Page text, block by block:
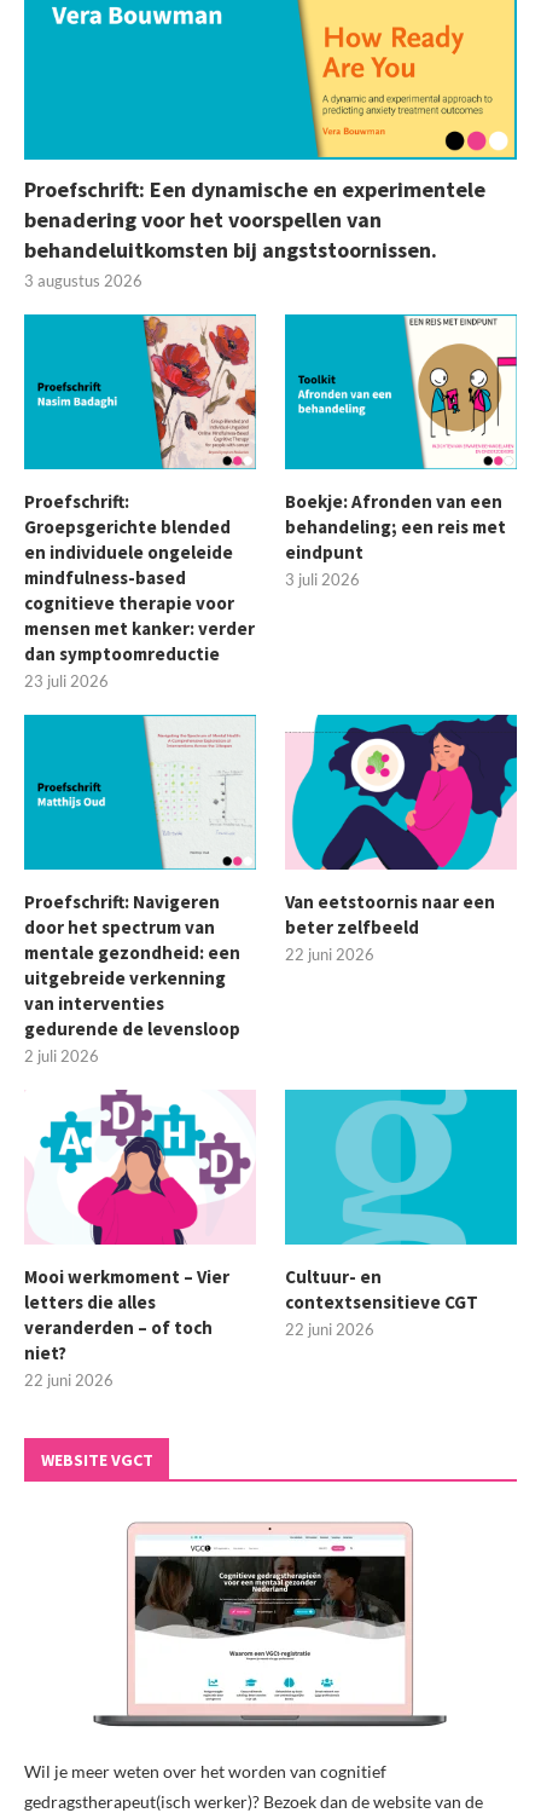
Proefschrift: Een dynamische en experimentele
benadering voor het voorspellen van
behandeluitkomsten bij angststoornissen.
3 augustus 2026
Proefschrift:
Groepsgerichte blended
en individuele ongeleide
mindfulness-based
cognitieve therapie voor
mensen met kanker: verder
dan symptoomreductie
23 juli 2026
Boekje: Afronden van een
behandeling; een reis met
eindpunt
3 juli 2026
Proefschrift: Navigeren
door het spectrum van
mentale gezondheid: een
uitgebreide verkenning
van interventies
gedurende de levensloop
2 juli 2026
Van eetstoornis naar een
beter zelfbeeld
22 juni 2026
Mooi werkmoment – Vier
letters die alles
veranderden – of toch
niet?
22 juni 2026
Cultuur- en
contextsensitieve CGT
22 juni 2026
WEBSITE VGCT
Wil je meer weten over het worden van cognitief
gedragstherapeut(isch werker)? Bezoek dan de website van de